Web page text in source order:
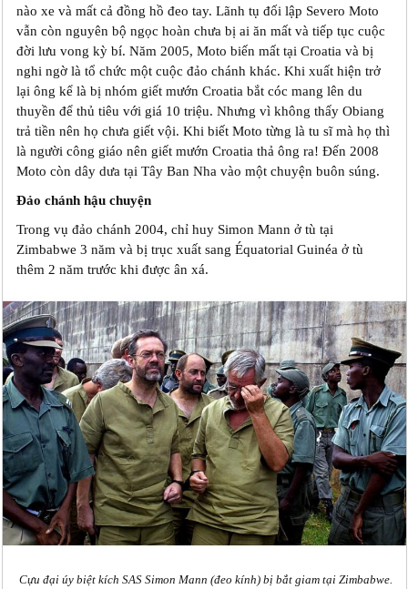
nào xe và mất cả đồng hồ đeo tay. Lãnh tụ đối lập Severo Moto
vẫn còn nguyên bộ ngọc hoàn chưa bị ai ăn mất và tiếp tục cuộc
đời lưu vong kỳ bí. Năm 2005, Moto biến mất tại Croatia và bị
nghi ngờ là tổ chức một cuộc đảo chánh khác. Khi xuất hiện trở
lại ông kể là bị nhóm giết mướn Croatia bắt cóc mang lên du
thuyền để thủ tiêu với giá 10 triệu. Nhưng vì không thấy Obiang
trả tiền nên họ chưa giết vội. Khi biết Moto từng là tu sĩ mà họ thì
là người công giáo nên giết mướn Croatia thả ông ra! Đến 2008
Moto còn dây dưa tại Tây Ban Nha vào một chuyện buôn súng.
Đảo chánh hậu chuyện
Trong vụ đảo chánh 2004, chỉ huy Simon Mann ở tù tại
Zimbabwe 3 năm và bị trục xuất sang Équatorial Guinéa ở tù
thêm 2 năm trước khi được ân xá.
Cựu đại úy biệt kích SAS Simon Mann (đeo kính) bị bắt giam tại Zimbabwe.